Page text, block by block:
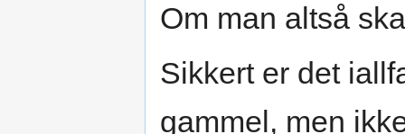
Om man altså
Sikkert er det
gammel, men